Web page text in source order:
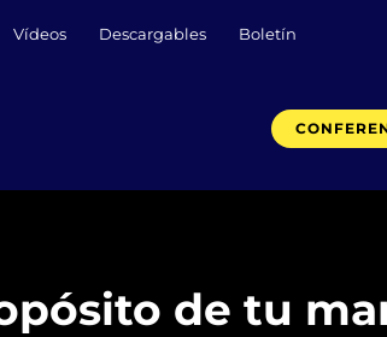
Vídeos Descargables Boletín
de tu